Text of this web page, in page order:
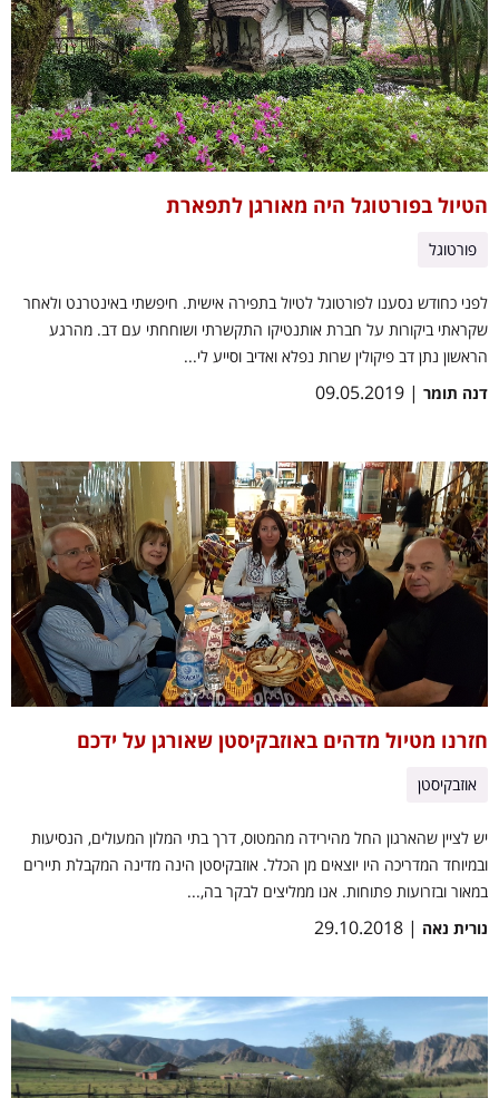
הטיול בפורטוגל היה מאורגן לתפארת
פורטוגל
לפני כחודש נסענו לפורטוגל לטיול בתפירה אישית. חיפשתי באינטרנט ולאחר
שקראתי ביקורות על חברת אותנטיקו התקשרתי ושוחחתי עם דב. מהרגע
הראשון נתן דב פיקולין שרות נפלא ואדיב וסייע לי...
דנה תומר | 09.05.2019
חזרנו מטיול מדהים באוזבקיסטן שאורגן על ידכם
אוזבקיסטן
יש לציין שהארגון החל מהירידה מהמטוס, דרך בתי המלון המעולים, הנסיעות
ובמיוחד המדריכה היו יוצאים מן הכלל. אוזבקיסטן הינה מדינה המקבלת תיירים
במאור ובזרועות פתוחות. אנו ממליצים לבקר בה,...
נורית נאה | 29.10.2018